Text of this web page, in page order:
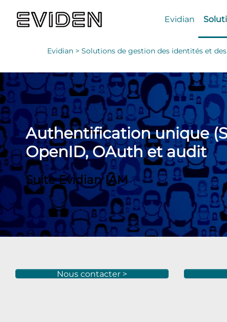
Evidian
Evidian > Solutions de gestion des identités et
Authentification unique
OpenID, OAuth et audit
Suite Evidian IAM
Nous contacter >